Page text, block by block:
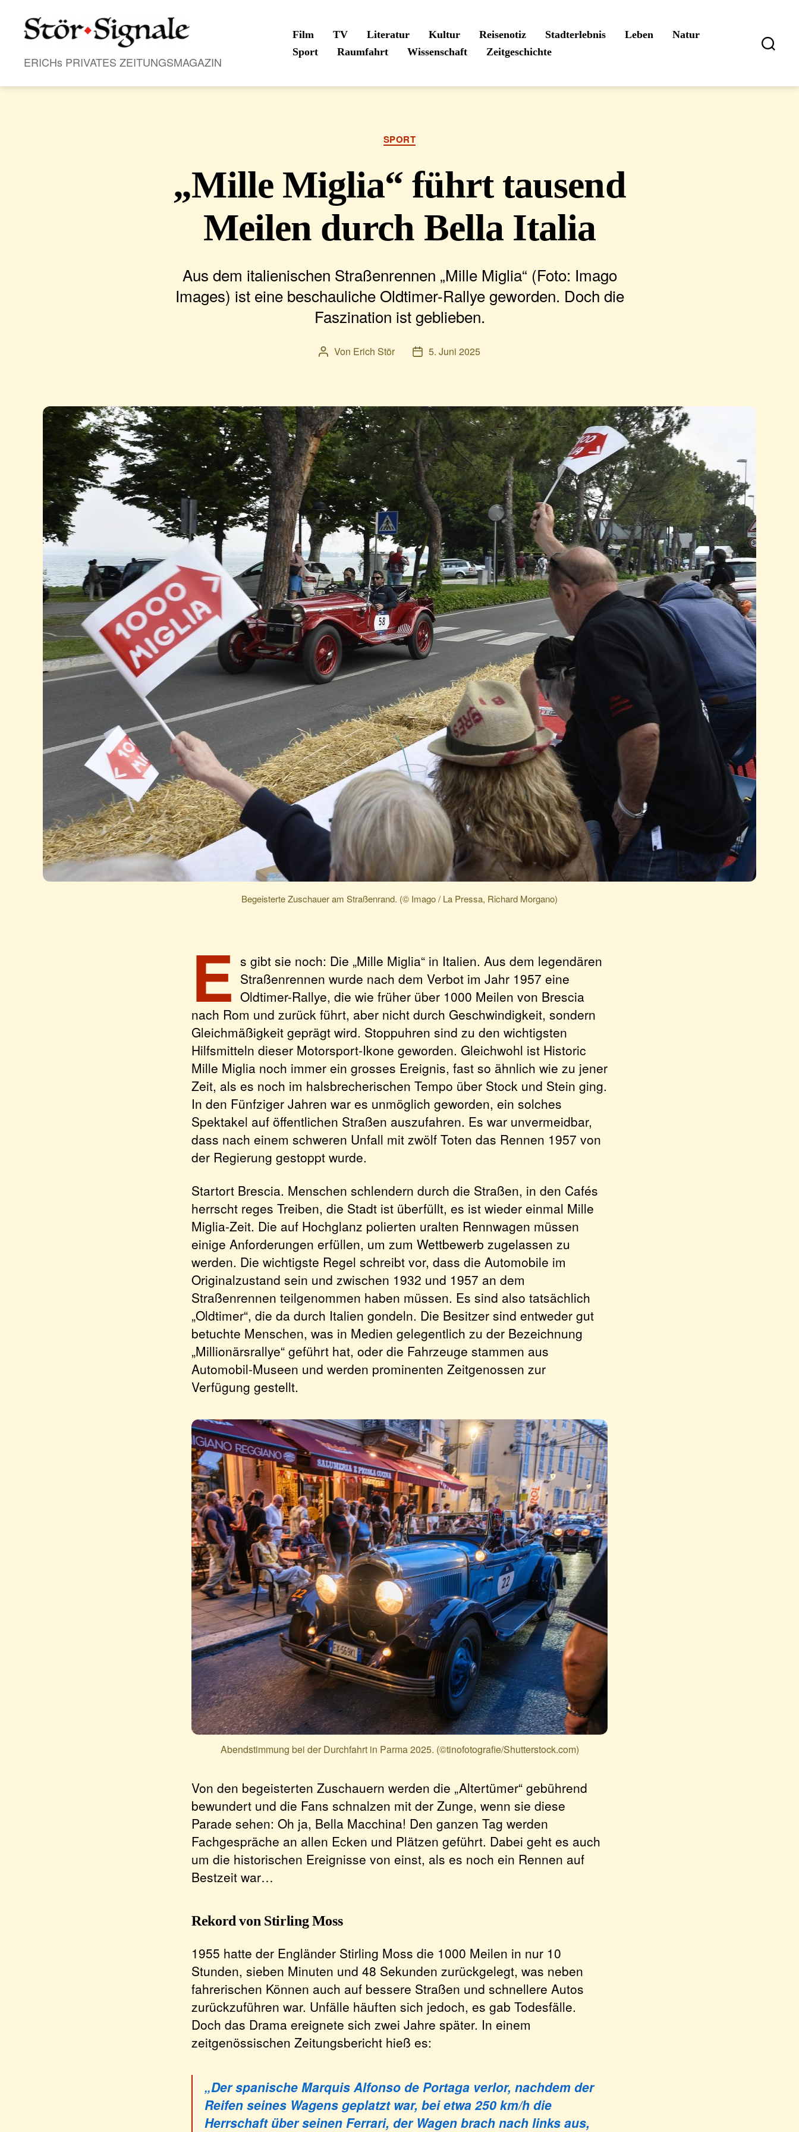
ERICHs PRIVATES ZEITUNGSMAGAZIN
Film TV Literatur Kultur Reisenotiz Stadterlebnis Leben
Natur
Sport
Raumfahrt Wissenschaft Zeitgeschichte
Kategorien
SPORT
„Mille Miglia“ führt tausend
Meilen durch Bella Italia
Aus dem italienischen Straßenrennen „Mille Miglia“ (Foto: Imago
Images) ist eine beschauliche Oldtimer-Rallye geworden. Doch die
Faszination ist geblieben.
Beitragsautor
Von Erich Stör Veröffentlichungsdatum
5. Juni 2025
Begeisterte Zuschauer am Straßenrand. (© Imago / La Pressa, Richard Morgano)
E s gibt sie noch: Die „Mille Miglia“ in Italien. Aus dem legendären
Straßenrennen wurde nach dem Verbot im Jahr 1957 eine
Oldtimer-Rallye, die wie früher über 1000 Meilen von Brescia
nach Rom und zurück führt, aber nicht durch Geschwindigkeit, sondern
Gleichmäßigkeit geprägt wird. Stoppuhren sind zu den wichtigsten
Hilfsmitteln dieser Motorsport-Ikone geworden. Gleichwohl ist Historic
Mille Miglia noch immer ein grosses Ereignis, fast so ähnlich wie zu jener
Zeit, als es noch im halsbrecherischen Tempo über Stock und Stein ging.
In den Fünfziger Jahren war es unmöglich geworden, ein solches
Spektakel auf öffentlichen Straßen auszufahren. Es war unvermeidbar,
dass nach einem schweren Unfall mit zwölf Toten das Rennen 1957 von
der Regierung gestoppt wurde.
Startort Brescia. Menschen schlendern durch die Straßen, in den Cafés
herrscht reges Treiben, die Stadt ist überfüllt, es ist wieder einmal Mille
Miglia-Zeit. Die auf Hochglanz polierten uralten Rennwagen müssen
einige Anforderungen erfüllen, um zum Wettbewerb zugelassen zu
werden. Die wichtigste Regel schreibt vor, dass die Automobile im
Originalzustand sein und zwischen 1932 und 1957 an dem
Straßenrennen teilgenommen haben müssen. Es sind also tatsächlich
„Oldtimer“, die da durch Italien gondeln. Die Besitzer sind entweder gut
betuchte Menschen, was in Medien gelegentlich zu der Bezeichnung
„Millionärsrallye“ geführt hat, oder die Fahrzeuge stammen aus
Automobil-Museen und werden prominenten Zeitgenossen zur
Verfügung gestellt.
Abendstimmung bei der Durchfahrt in Parma 2025. (©tinofotografie/Shutterstock.com)
Von den begeisterten Zuschauern werden die „Altertümer“ gebührend
bewundert und die Fans schnalzen mit der Zunge, wenn sie diese
Parade sehen: Oh ja, Bella Macchina! Den ganzen Tag werden
Fachgespräche an allen Ecken und Plätzen geführt. Dabei geht es auch
um die historischen Ereignisse von einst, als es noch ein Rennen auf
Bestzeit war…
Rekord von Stirling Moss
1955 hatte der Engländer Stirling Moss die 1000 Meilen in nur 10
Stunden, sieben Minuten und 48 Sekunden zurückgelegt, was neben
fahrerischen Können auch auf bessere Straßen und schnellere Autos
zurückzuführen war. Unfälle häuften sich jedoch, es gab Todesfälle.
Doch das Drama ereignete sich zwei Jahre später. In einem
zeitgenössischen Zeitungsbericht hieß es:
„Der spanische Marquis Alfonso de Portaga verlor, nachdem der
Reifen seines Wagens geplatzt war, bei etwa 250 km/h die
Herrschaft über seinen Ferrari, der Wagen brach nach links aus,